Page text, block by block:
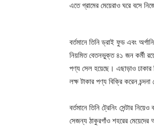
এতে গ্রামের মেয়েরাও ঘরে বসে
বর্তমানে তিনি ড্রাই ফুড এবং
নিয়মিত বেতনভুক্ত ৪১ জন কর্মী
পণ্য সেল হয়েছে। এছাড়াও ঢাকার
লক্ষ টাকার পণ্য বিক্রি করেন
বর্তমানে তিনি ট্রেনিং সেন্টার
সেজন্য ঠাকুরগাঁও শহরের মেয়েদের